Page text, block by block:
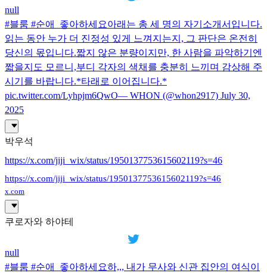
null
#블룸 #순애_좋아하세요아래는 총 세 명의 자기소개서입니다.
읽는 동안 누가 더 진정성 있게 느껴지는지, 그 판단은 온전히
당신의 몫입니다.짧지 않은 분량이지만, 한 사람을 파악하기엔
짧을지도 모르니,부디 각자의 색채를 충분히 느끼며 감상해 주
시기를 바랍니다.*타래로 이어집니다.*
pic.twitter.com/Lyhpjm6QwO— WHON (@whon2917) July 30,
2025
박우석
https://x.com/jiji_wix/status/1950137753615602119?s=46
https://x.com/jiji_wix/status/1950137753615602119?s=46
x.com
쿠로자와 하야테
null
#블룸 #순애_좋아하세요하,,, 내가 무사와 신관 집안의 여식이